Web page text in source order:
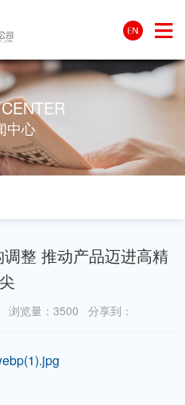
中心
整 推动产品迈进高精
尖
览量：3500 分享到：